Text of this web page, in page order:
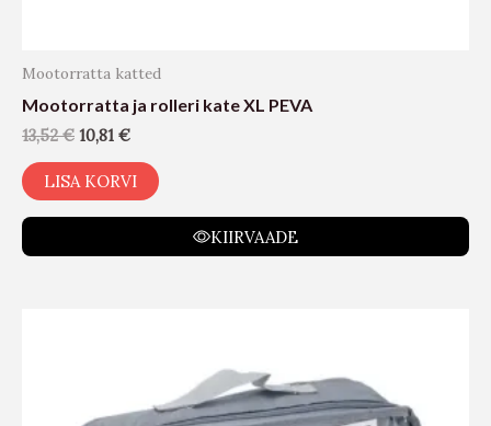
Mootorratta katted
Mootorratta ja rolleri kate XL PEVA
13,52€ 10,81 €
LISA KORVI
KIIRVAADE